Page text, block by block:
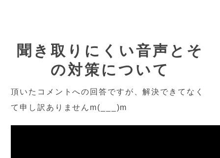
聞き取りにくい音声とそ
の対策について
頂いたコメントへの回答ですが、解決できてなく
て申し訳ありませんm(___)m